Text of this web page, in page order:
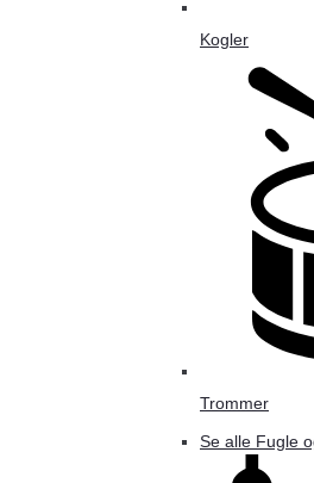
Kogler
Trommer
Se alle Fugle